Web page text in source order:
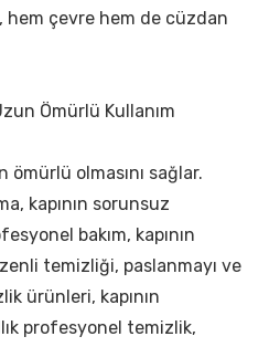
hem çevre hem de cüzdan
Ömürlü Kullanım
ömürlü olmasını sağlar.
kapının sorunsuz
bakım, kapının
temizliği, paslanmayı ve
ürünleri, kapının
profesyonel temizlik,